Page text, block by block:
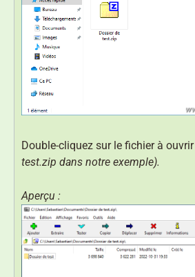
Double-cliquez sur le fichier à ouvrir
test.zip dans notre exemple).
Aperçu :